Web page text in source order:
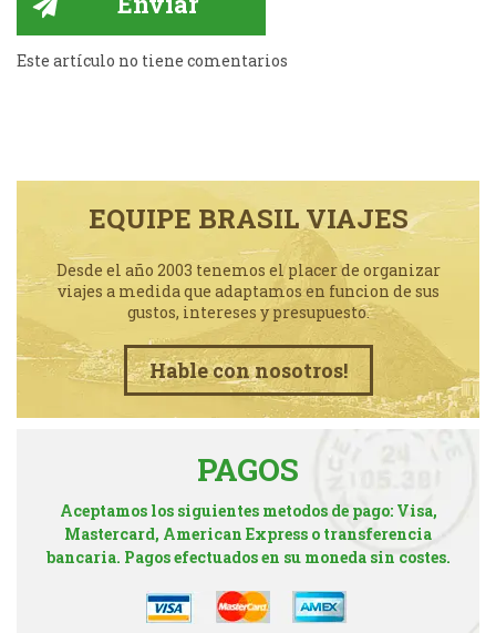
Este artículo no tiene comentarios
EQUIPE BRASIL VIAJES
Desde el año 2003 tenemos el placer de organizar
viajes a medida que adaptamos en funcion de sus
gustos, intereses y presupuesto.
Hable con nosotros!
PAGOS
Aceptamos los siguientes metodos de pago: Visa,
Mastercard, American Express o transferencia
bancaria. Pagos efectuados en su moneda sin costes.